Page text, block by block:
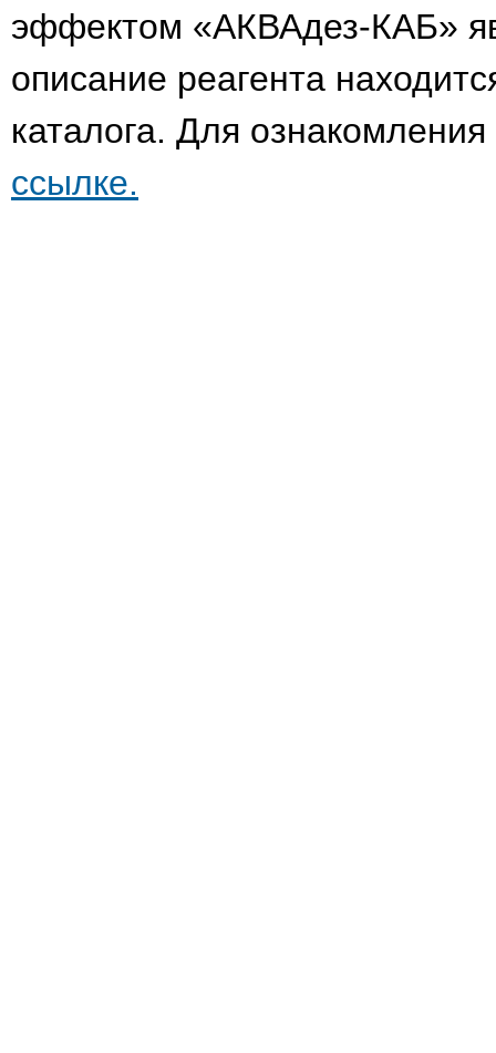
эффектом «АКВАдез-КАБ»
описание реагента
каталога. Для
ссылке.